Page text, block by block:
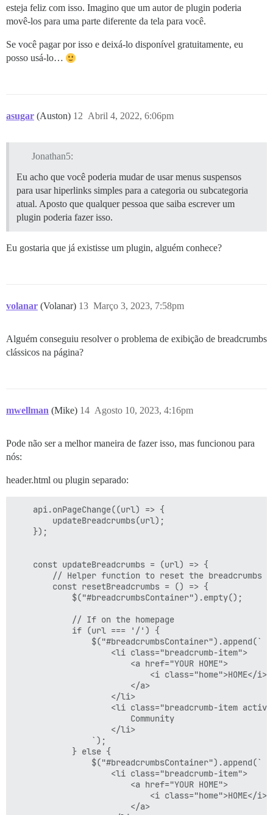
esteja feliz com isso. Imagino que um autor de plugin poderia
movê-los para uma parte diferente da tela para você.
Se você pagar por isso e deixá-lo disponível gratuitamente, eu
posso usá-lo…
asugar (Auston) Abril 4, 2022, 6:06pm
12
Jonathan5:
Eu acho que você poderia mudar de usar menus suspensos
para usar hiperlinks simples para a categoria ou subcategoria
atual. Aposto que qualquer pessoa que saiba escrever um
plugin poderia fazer isso.
Eu gostaria que já existisse um plugin, alguém conhece?
volanar (Volanar) Março 3, 2023, 7:58pm
13
Alguém conseguiu resolver o problema de exibição de breadcrumbs
clássicos na página?
mwellman (Mike) Agosto 10, 2023, 4:16pm
14
Pode não ser a melhor maneira de fazer isso, mas funcionou para
nós:
header.html ou plugin separado:
    api.onPageChange((url) => {
        updateBreadcrumbs(url);
    });
    const updateBreadcrumbs = (url) => {
// Helper function to reset the breadcrumbs
        const resetBreadcrumbs = () => {
            $("#breadcrumbsContainer").empty();
            // If on the homepage
            if (url === '/') {
                $("#breadcrumbsContainer").append(`
                    <li class="breadcrumb-item">
                        <a href="YOUR HOME">
                            <i class="home">HOME</i>
                        </a>
                    </li>
<li class="breadcrumb-item
                        Community
                    </li>
                `);
            } else {
                $("#breadcrumbsContainer").append(`
                    <li class="breadcrumb-item">
                        <a href="YOUR HOME">
                            <i class="home">HOME</i>
                        </a>